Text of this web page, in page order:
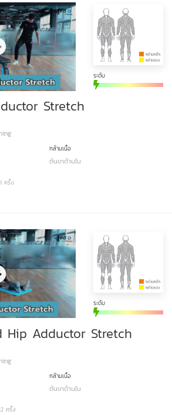
ระดับ
Stretch
กล้ามเนื้อ
ต้นขาด้านใน
ครั้ง
ระดับ
Hip Adductor Stretch
กล้ามเนื้อ
ต้นขาด้านใน
ครั้ง